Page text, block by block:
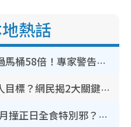
熱話
行李清潔｜車轆污糟過馬桶58倍！專家警告忌用酒精抹 教1招免污手除菌
裝修拆鐵閘隨時變賊人目標？網民揭2大關鍵用途：裝新式等於白裝？附新舊鐵閘分別
鬼門開2026｜農曆七月撞正日全食特別邪？專家警告切忌做一事！揭4大禁忌+2招保平安